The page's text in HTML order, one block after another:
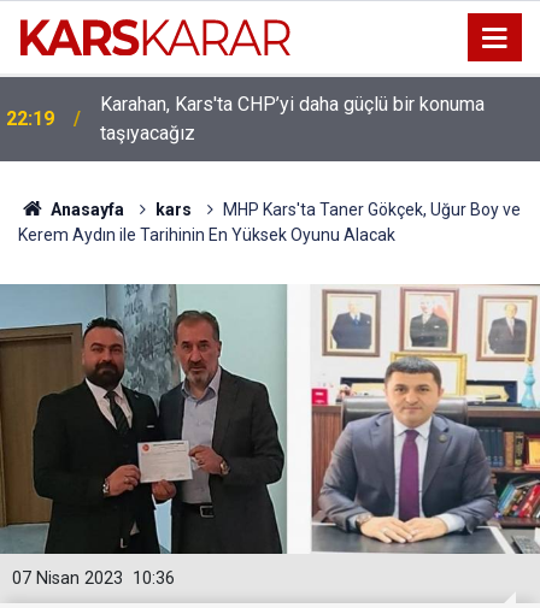
22:19
Karahan, Kars'ta CHP’yi daha güçlü bir konuma
taşıyacağız
Anasayfa kars
MHP Kars'ta Taner Gökçek, Uğur Boy ve
Kerem Aydın ile Tarihinin En Yüksek Oyunu Alacak
10:36
07 Nisan 2023